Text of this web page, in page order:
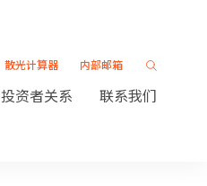
投资者关系 联系我们
散光计算器 内部邮箱